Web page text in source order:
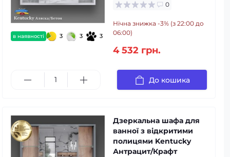
в наявності 3 3 3
0
Нічна знижка -3% (з 22:00 до
06:00)
4 532 грн.
До кошика
Дзеркальна шафа для
ванної з відкритими
полицями Kentucky
Антрацит/Крафт